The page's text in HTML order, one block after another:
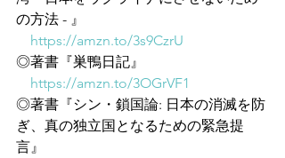
の方法 - 』
https://amzn.to/3s9CzrU
◎著書『巣鴨日記』
https://amzn.to/3OGrVF1
◎著書『シン・鎖国論: 日本の消滅を防
ぎ、真の独立国となるための緊急提
言』